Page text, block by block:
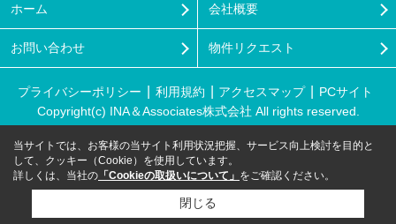
ホーム 会社概要
お問い合わせ 物件リクエスト
プライバシーポリシー 利用規約 アクセスマップ
PCサイト
Copyright(c) INA＆Associates株式会社 All rights reserved.
当サイトでは、お客様の当サイト利用状況把握、サービス向上検討を目的と
して、クッキー（Cookie）を使用しています。
詳しくは、当社の 「Cookieの取扱いについて」 をご確認ください。
閉じる